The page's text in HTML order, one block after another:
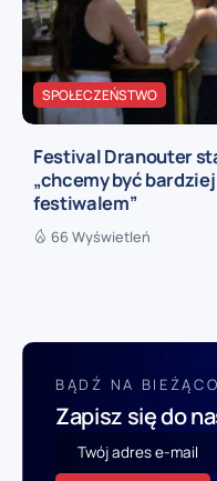
SPOŁECZEŃSTWO
Festival Dranouter
„chcemy być
festiwalem”
66 Wyświetleń
BĄDŹ NA
Zapisz się do